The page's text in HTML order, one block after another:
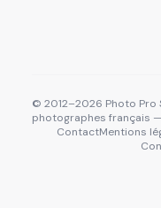
© 2012–2026 Photo Pro
photographes français
ContactMentions